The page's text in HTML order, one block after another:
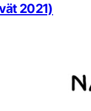
2021)